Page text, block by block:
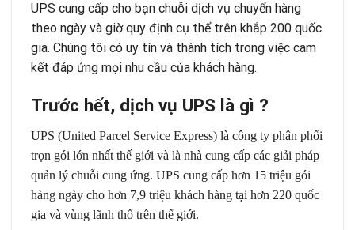
UPS cung cấp cho bạn chuỗi dịch vụ chuyển hàng
theo ngày và giờ quy định cụ thể trên khắp 200 quốc
gia. Chúng tôi có uy tín và thành tích trong việc cam
kết đáp ứng mọi nhu cầu của khách hàng.
Trước hết, dịch vụ UPS là gì ?
UPS (United Parcel Service Express) là công ty phân phối
trọn gói lớn nhất thế giới và là nhà cung cấp các giải pháp
quản lý chuỗi cung ứng. UPS cung cấp hơn 15 triệu gói
hàng ngày cho hơn 7,9 triệu khách hàng tại hơn 220 quốc
gia và vùng lãnh thổ trên thế giới.